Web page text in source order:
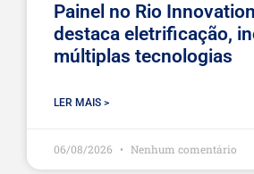
Painel no Rio
destaca eletrificação,
múltiplas tecnologias
LER MAIS >
06/08/2026 Nenhum comentário